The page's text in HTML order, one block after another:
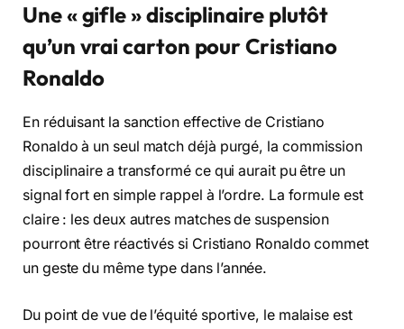
Une « gifle » disciplinaire plutôt
qu’un vrai carton pour Cristiano
Ronaldo
En réduisant la sanction effective de Cristiano
Ronaldo à un seul match déjà purgé, la commission
disciplinaire a transformé ce qui aurait pu être un
signal fort en simple rappel à l’ordre. La formule est
claire : les deux autres matches de suspension
pourront être réactivés si Cristiano Ronaldo commet
un geste du même type dans l’année.
Du point de vue de l’équité sportive, le malaise est